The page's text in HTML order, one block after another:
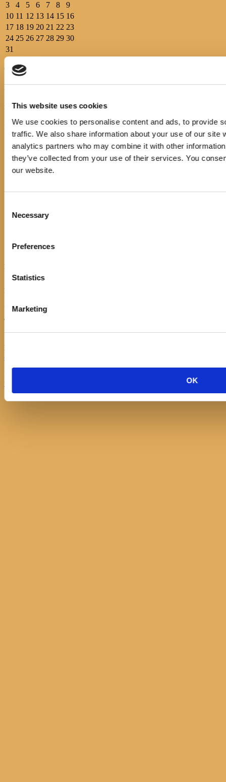
This website uses cookies
We use cookies to personalise content and ads, to provide
traffic. We also share information about your use of our site
analytics partners who may combine it with other
they’ve collected from your use of their services. You
our website.
Selection
Necessary
Preferences
Statistics
Marketing
OK
3
4 5 6 7 8
9
10 11 12 13 14 15 16
17 18 19 20 21 22 23
24 25 26 27 28 29 30
31
Općinska knjižnica Hrvatska sloga Gradac prvi put je osnovana
1899.g., pokretač i osnivač bio je ondašnji općinski načelnik Petar
Andrijašević uz potporu društva “Petar Svačić”.
Pratite nas
IZBORNIK
Početna
Events
Novosti
E-katalog
Pravo na pristup informacijama
Službeni dokumenti
Izjava o pristupačnosti
KONTAKT
Ulica Stjepana Radića 1
21330 Gradac
Telefon:
021/697366
Email:
opcinska.knjiznica.hrvatska.sloga.gradac@st.t-com.hr
Knjižnica Hrvatska sloga, Gradac © 2017 | Developed by
vibracije